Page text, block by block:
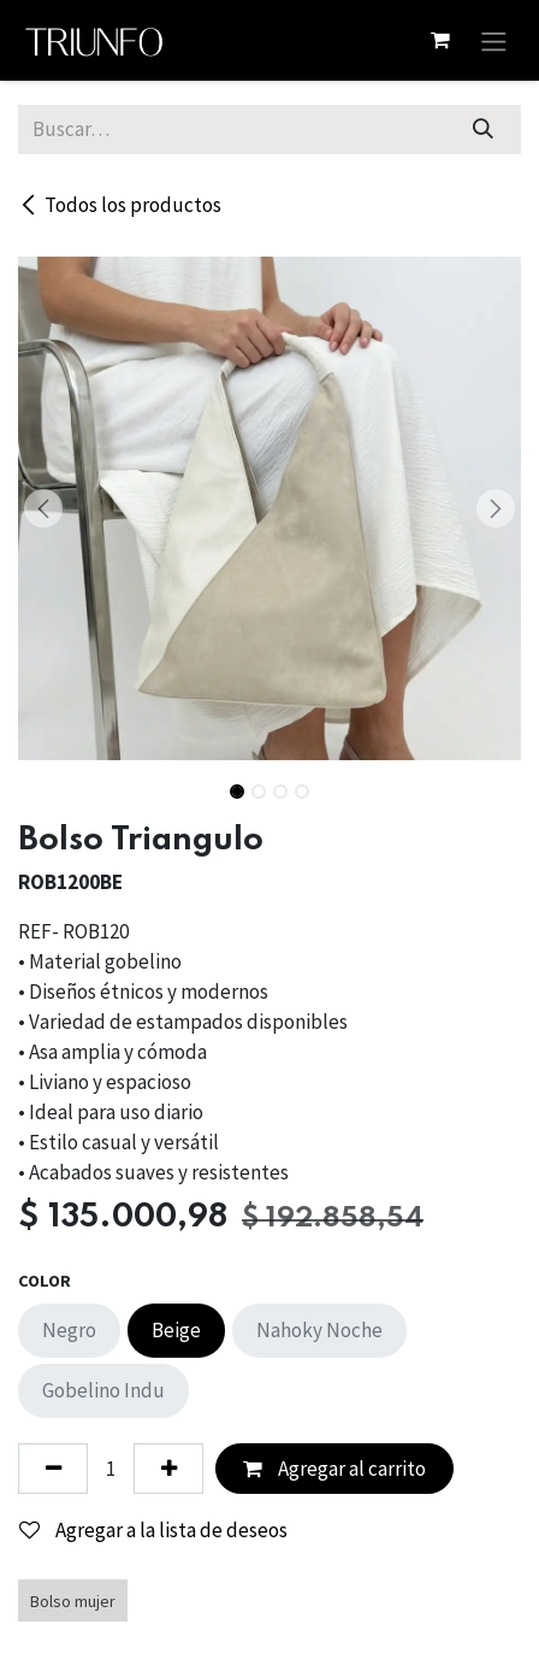
Todos los productos
Bolso Triangulo
ROB1200BE
REF- ROB120
• Material gobelino
• Diseños étnicos y modernos
• Variedad de estampados disponibles
• Asa amplia y cómoda
• Liviano y espacioso
• Ideal para uso diario
• Estilo casual y versátil
• Acabados suaves y resistentes
$ 135.000,98 $192.858,54
COLOR
Negro Beige Nahoky Noche
Gobelino Indu
Agregar al carrito
Agregar a la lista de deseos
Bolso mujer